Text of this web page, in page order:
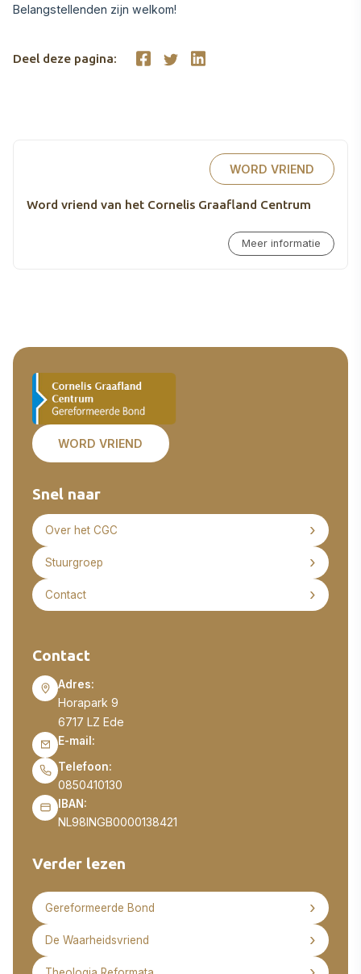
Belangstellenden zijn welkom!
Deel deze pagina:
WORD VRIEND
Word vriend van het Cornelis Graafland Centrum
Meer informatie
WORD VRIEND
Snel naar
Over het CGC
Stuurgroep
Contact
Contact
Adres:
Horapark 9
6717 LZ Ede
E-mail:
Telefoon:
0850410130
IBAN:
NL98INGB0000138421
Verder lezen
Gereformeerde Bond
De Waarheidsvriend